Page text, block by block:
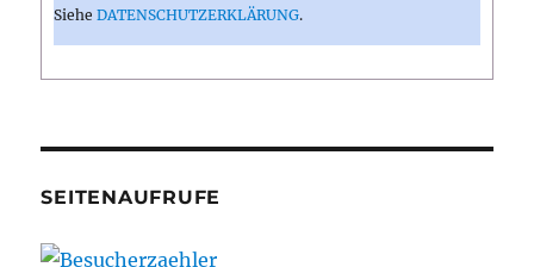
SieheDATENSCHUTZERKLÄRUNG.
SEITENAUFRUFE